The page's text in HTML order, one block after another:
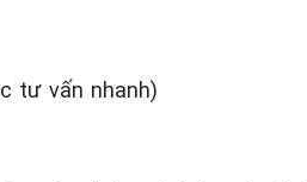
tư vấn nhanh)